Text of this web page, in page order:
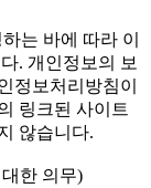
는 바에 따라 이
. 개인정보의 보
정보처리방침이
링크된 사이트
않습니다.
한 의무)